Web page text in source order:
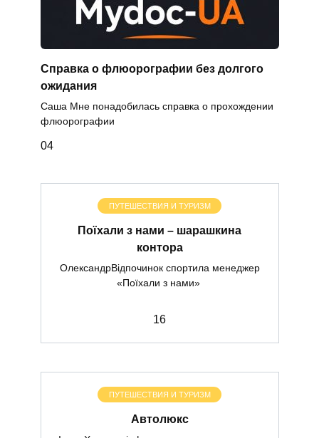
Справка о флюорографии без долгого
ожидания
Саша Мне понадобилась справка о прохождении
флюорографии
04
ПУТЕШЕСТВИЯ И ТУРИЗМ
Поїхали з нами – шарашкина
контора
ОлександрВідпочинок спортила менеджер
«Поїхали з нами»
16
ПУТЕШЕСТВИЯ И ТУРИЗМ
Автолюкс